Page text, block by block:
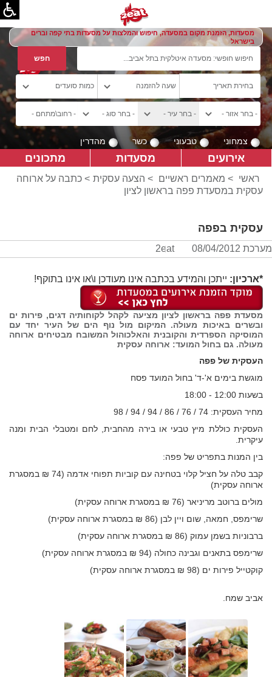
מסעדות, הזמנת מקום במסעדה, חיפוש והמלצות על מסעדות בתי קפה וברים
בישראל
צמחוני טבעוני כשר מהדרין
אירועים מסעדות מתכונים
ראשי > מאמרים ראשיים > הצעה עסקית > כתבה על ארוחה
עסקית במסעדת פפה בראשון לציון
עסקית בפפה
מערכת 2eat 08/04/2012
*ארכיון: ייתכן והמידע בכתבה אינו מעודכן ו\או אינו בתוקף!
מסעדת פפה בראשון לציון מציעה לקהל לקוחותיה דגים, פירות ים
ובשרים באיכות מעולה. המיקום מול נוף הים של העיר יחד עם
המוסיקה הספרדית והקובנית והאלכוהול המשובח מבטיחים ארוחה
מעולה. גם בחול המועד: ארוחה עסקית
העסקית של פפה
מוגשת בימים א'-ד' בחול המועד פסח
בשעות 12:00 - 18:00
מחיר העסקית: 74 / 76 / 86 / 94 / 94 / 98
העסקית כוללת מיץ טבעי או בירה מהחבית, לחם ומטבלי הבית ומנה
עיקרית.
בין המנות בתפריט של פפה:
קבב טלה על חציל קלוי בטחינה עם קוביות תפוחי אדמה (74 ₪ במסגרת
ארוחה עסקית)
מולים ברוטב מריניאר (76 ₪ במסגרת ארוחה עסקית)
שרימפס, חמאה, שום ויין לבן (86 ₪ במסגרת ארוחה עסקית)
ברבוניות בשמן עמוק (86 ₪ במסגרת ארוחה עסקית)
שרימפס בתאנים וגבינה כחולה (94 ₪ במסגרת ארוחה עסקית)
קוקטייל פירות ים (98 ₪ במסגרת ארוחה עסקית)
אביב שמח.